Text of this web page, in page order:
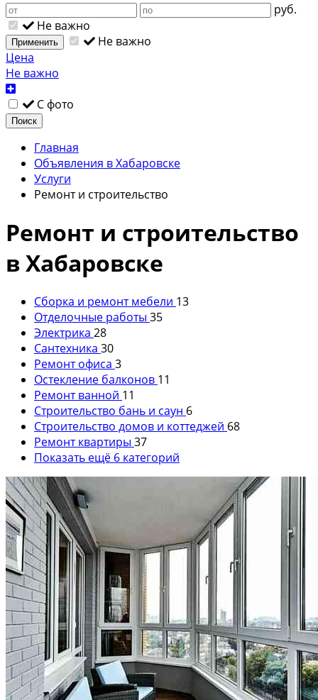
руб.
Не важно
Применить
Не важно
Цена
Не важно
С фото
Поиск
Главная
Объявления в Хабаровске
Услуги
Ремонт и строительство
Ремонт и строительство
в Хабаровске
Сборка и ремонт мебели 13
Отделочные работы 35
Электрика 28
Сантехника 30
Ремонт офиса 3
Остекление балконов 11
Ремонт ванной 11
Строительство бань и саун 6
Строительство домов и коттеджей 68
Ремонт квартиры 37
Показать ещё 6 категорий